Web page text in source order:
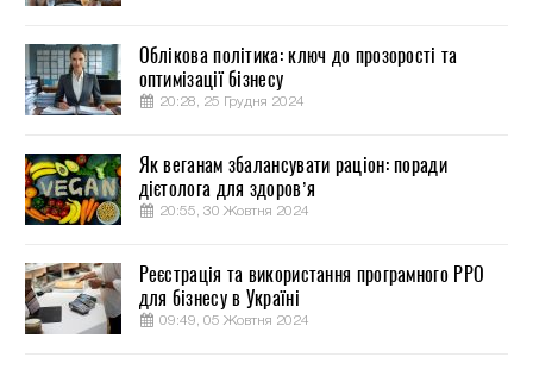
Облікова політика: ключ до прозорості та
оптимізації бізнесу
20:28, 25 Грудня 2024
Як веганам збалансувати раціон: поради
дієтолога для здоров’я
20:55, 30 Жовтня 2024
Реєстрація та використання програмного РРО
для бізнесу в Україні
09:49, 05 Жовтня 2024